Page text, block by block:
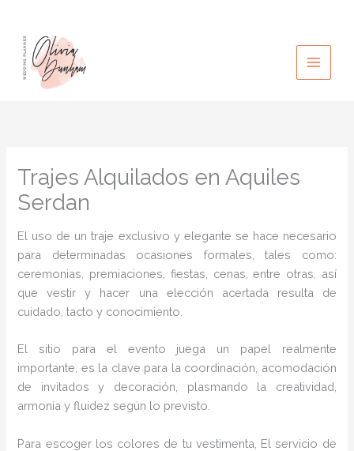
contenido
Trajes Alquilados en Aquiles
Serdan
El uso de un traje exclusivo y elegante se hace necesario
para determinadas ocasiones formales, tales como:
ceremonias, premiaciones, fiestas, cenas, entre otras, así
que vestir y hacer una elección acertada resulta de
cuidado, tacto y conocimiento.
El sitio para el evento juega un papel realmente
importante, es la clave para la coordinación, acomodación
de invitados y decoración, plasmando la creatividad,
armonía y fluidez según lo previsto.
Para escoger los colores de tu vestimenta, El servicio de